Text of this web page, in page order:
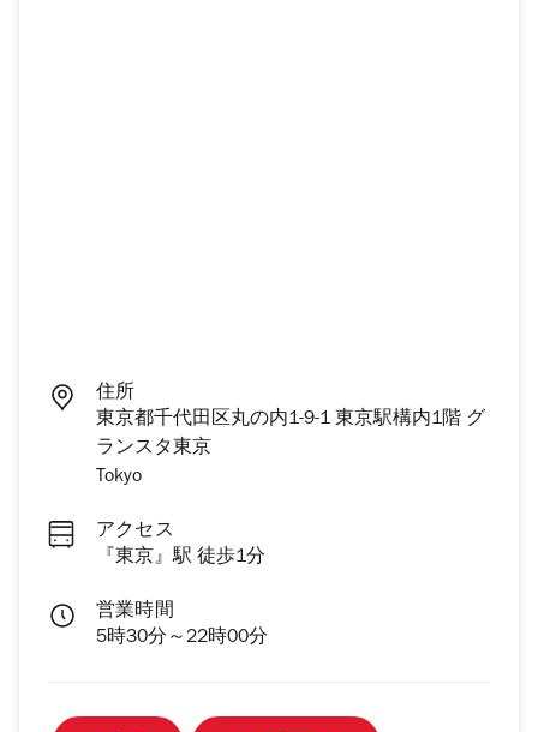
住所
東京都千代田区丸の内1-9-1 東京駅構内1階 グ
ランスタ東京
Tokyo
アクセス
『東京』駅 徒歩1分
営業時間
5時30分～22時00分